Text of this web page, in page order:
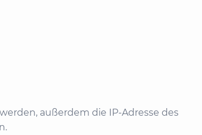
außerdem die IP-Adresse des